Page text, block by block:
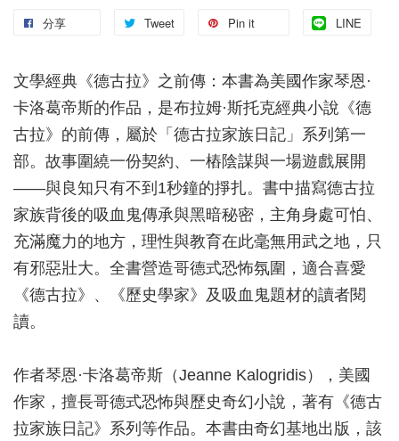
分享 Tweet Pin it LINE
文學經典《德古拉》之前傳：本書為美國作家琴恩·
卡洛葛帝斯的作品，是布拉姆·斯托克經典小說《德
古拉》的前傳，屬於「德古拉家族日記」系列第一
部。故事圍繞一份契約、一樁陰謀與一場遊戲展開
——與良知只有不到1秒鐘的掙扎。書中描寫德古拉
家族背後的吸血鬼傳承與黑暗秘密，主角身處可怕、
充滿魔力的地方，理性與教育在此毫無用武之地，只
有邪惡壯大。全書營造哥德式恐怖氛圍，適合喜愛
《德古拉》、《歷史學家》及吸血鬼題材的讀者閱
讀。
作者琴恩·卡洛葛帝斯（Jeanne Kalogridis），美國
作家，擅長哥德式恐怖與歷史奇幻小說，著有《德古
拉家族日記》系列等作品。本書由奇幻基地出版，該